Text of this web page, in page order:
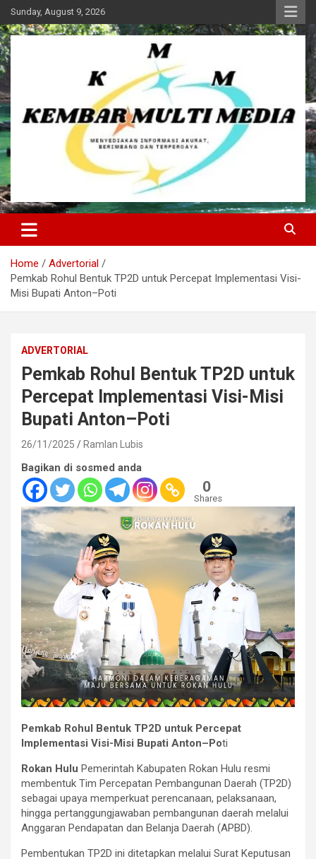
Skip
to
content
Sunday, August 9, 2026
Kembar Multi Media
Home
Advertorial
Pemkab Rohul Bentuk TP2D untuk Percepat Implementasi Visi-
Misi Bupati Anton–Poti
ADVERTORIAL
Pemkab Rohul Bentuk TP2D untuk
Percepat Implementasi Visi-Misi
Bupati Anton–Poti
26/11/2025 Ramlan Lubis
Bagikan di sosmed anda
0
Shares
Pemkab Rohul Bentuk TP2D untuk Percepat
Implementasi Visi-Misi Bupati Anton–Poti
Rokan Hulu Pemerintah Kabupaten Rokan Hulu resmi
membentuk Tim Percepatan Pembangunan Daerah (TP2D)
sebagai upaya memperkuat perencanaan, pelaksanaan,
hingga pertanggungjawaban pembangunan daerah melalui
Anggaran Pendapatan dan Belanja Daerah (APBD).
‎Pembentukan TP2D ini ditetapkan melalui Surat Keputusan